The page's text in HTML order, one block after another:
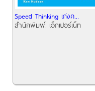
Speed Thinking เก่งค...
สำนักพิมพ์: เอ็กเปอร์เน็ท